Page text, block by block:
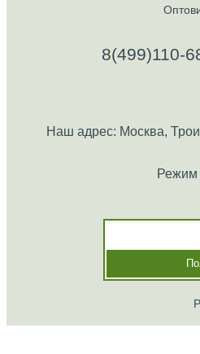
8(499)110-
Наш адрес: Москва,
Режим